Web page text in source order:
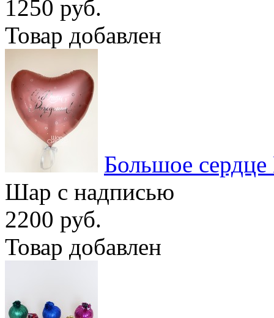
1250 руб.
Товар добавлен
Большое
Шар с надписью
2200 руб.
Товар добавлен